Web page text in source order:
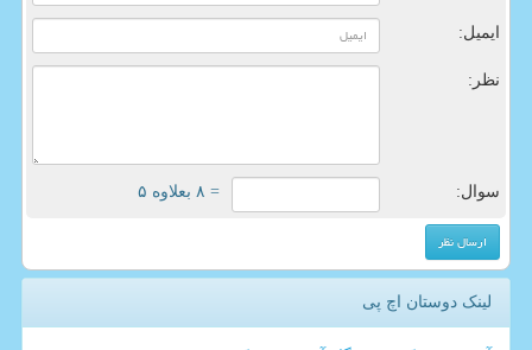
ایمیل:
نظر:
سوال: = ۸ بعلاوه ۵
لینک دوستان اچ پی